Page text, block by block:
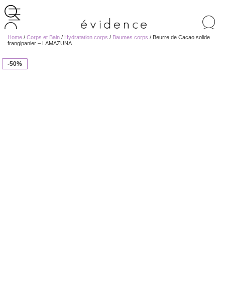
de
produits
Home / Corps et Bain / Hydratation corps / Baumes corps / Beurre de Cacao solide
frangipanier – LAMAZUNA
-50%